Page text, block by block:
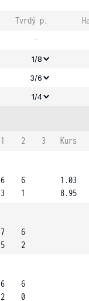
Tvrdý p.
-
1/8
3/6
1/4
1 2 3
Kurs
6
3
6
1
1.03
8.95
7
5
6
2
6
2
6
0